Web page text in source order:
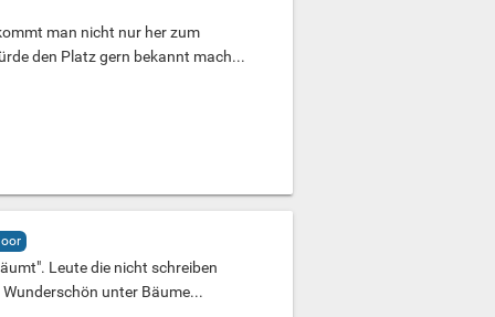
man nicht nur her zum
den Platz gern bekannt mach...
Leute die nicht schreiben
unter Bäume...